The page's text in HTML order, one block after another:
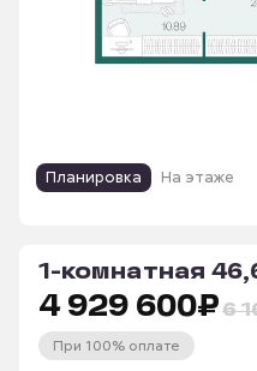
Планировка На этаже
1-комнатная
4 929 600₽ 6
При 100% оплате